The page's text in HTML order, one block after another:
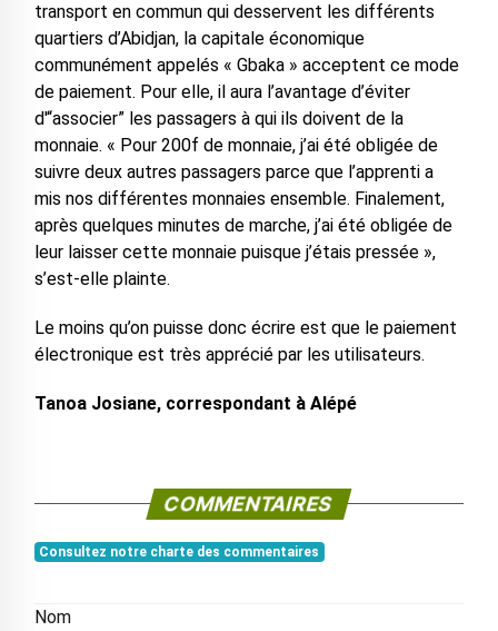
transport en commun qui desservent les différents
quartiers d’Abidjan, la capitale économique
communément appelés « Gbaka » acceptent ce mode
de paiement. Pour elle, il aura l’avantage d’éviter
d'“associer” les passagers à qui ils doivent de la
monnaie. « Pour 200f de monnaie, j’ai été obligée de
suivre deux autres passagers parce que l’apprenti a
mis nos différentes monnaies ensemble. Finalement,
après quelques minutes de marche, j’ai été obligée de
leur laisser cette monnaie puisque j’étais pressée »,
s’est-elle plainte.
Le moins qu’on puisse donc écrire est que le paiement
électronique est très apprécié par les utilisateurs.
Tanoa Josiane, correspondant à Alépé
COMMENTAIRES
Consultez notre charte des commentaires
Nom